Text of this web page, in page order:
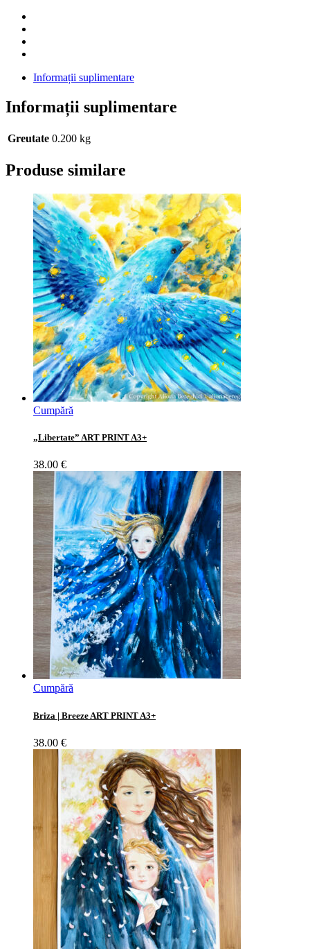
quantity
Informații suplimentare
Informații suplimentare
Greutate 0.200 kg
Produse similare
Cumpără
„Libertate” ART PRINT A3+
38.00 €
Cumpără
Briza | Breeze ART PRINT A3+
38.00 €